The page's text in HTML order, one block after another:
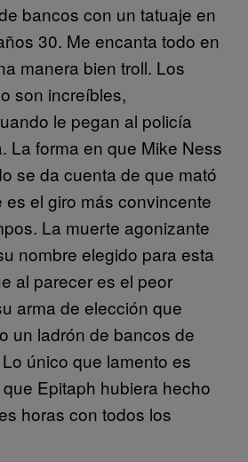
bancos con un tatuaje en
30. Me encanta todo en
manera bien troll. Los
son increíbles,
le pegan al policía
La forma en que Mike Ness
se da cuenta de que mató
es el giro más convincente
La muerte agonizante
nombre elegido para esta
al parecer es el peor
arma de elección que
un ladrón de bancos de
único que lamento es
Epitaph hubiera hecho
horas con todos los